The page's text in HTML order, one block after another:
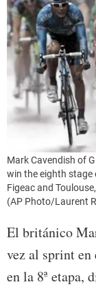
Mark Cavendish of
win the eighth stage
Figeac and
(AP Photo/Laurent
El británico
vez al sprint en
en la 8ª etapa,